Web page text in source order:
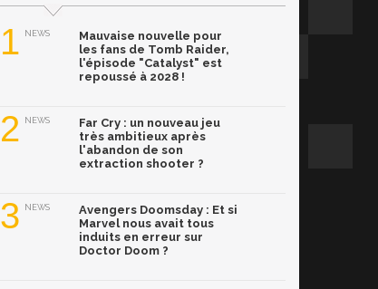
1 NEWS
Mauvaise nouvelle pour
les fans de Tomb Raider,
l'épisode "Catalyst" est
repoussé à 2028 !
2 NEWS
Far Cry : un nouveau jeu
très ambitieux après
l'abandon de son
extraction shooter ?
3 NEWS
Avengers Doomsday : Et si
Marvel nous avait tous
induits en erreur sur
Doctor Doom ?